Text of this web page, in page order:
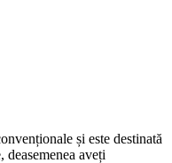
și este destinată
aveți